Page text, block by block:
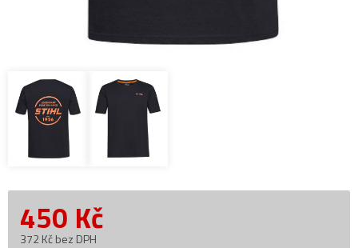
450 Kč
372 Kč bez DPH